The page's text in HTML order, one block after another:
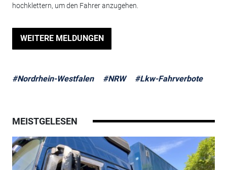
hochklettern, um den Fahrer anzugehen.
WEITERE MELDUNGEN
#Nordrhein-Westfalen #NRW #Lkw-Fahrverbote
MEISTGELESEN